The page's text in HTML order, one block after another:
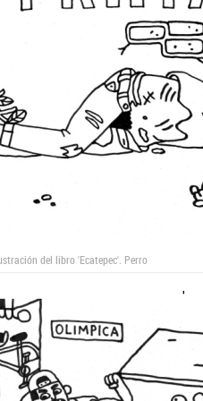
del libro 'Ecatepec'. Perro